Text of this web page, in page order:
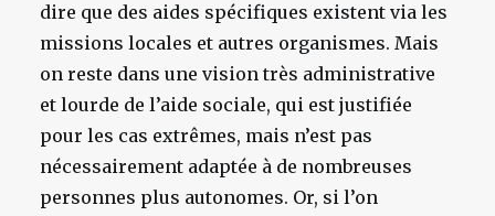
dire que des aides spécifiques existent via les
missions locales et autres organismes. Mais
on reste dans une vision très administrative
et lourde de l’aide sociale, qui est justifiée
pour les cas extrêmes, mais n’est pas
nécessairement adaptée à de nombreuses
personnes plus autonomes. Or, si l’on